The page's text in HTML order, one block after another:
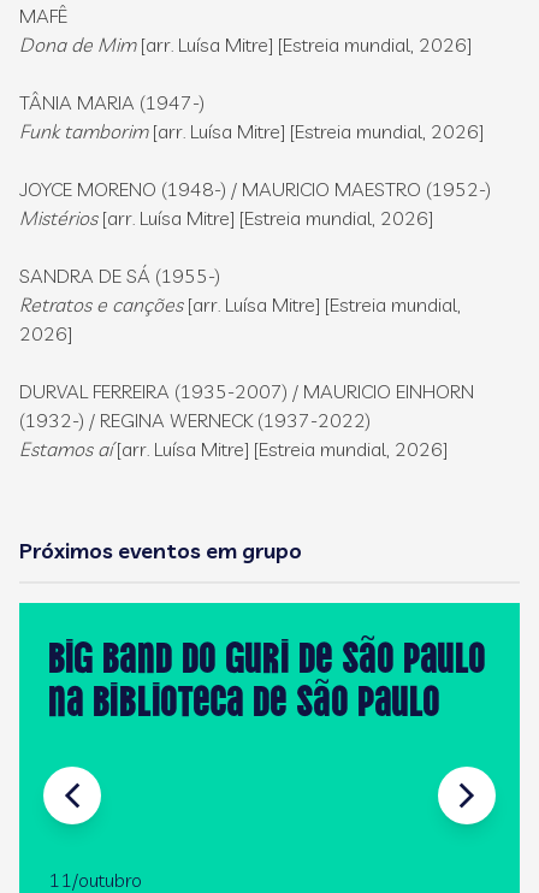
MAFÊ
Dona de Mim [arr. Luísa Mitre] [Estreia mundial, 2026]
TÂNIA MARIA (1947-)
Funk tamborim [arr. Luísa Mitre] [Estreia mundial, 2026]
JOYCE MORENO (1948-) / MAURICIO MAESTRO (1952-)
Mistérios [arr. Luísa Mitre] [Estreia mundial, 2026]
SANDRA DE SÁ (1955-)
Retratos e canções [arr. Luísa Mitre] [Estreia mundial,
2026]
DURVAL FERREIRA (1935-2007) / MAURICIO EINHORN
(1932-) / REGINA WERNECK (1937-2022)
Estamos aí[arr. Luísa Mitre] [Estreia mundial, 2026]
Próximos eventos em grupo
Big Band do GURI de São Paulo
na Biblioteca de São Paulo
11/outubro